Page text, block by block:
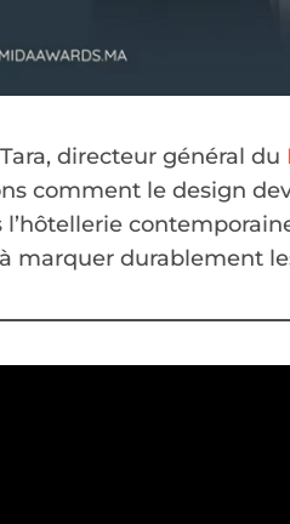
directeur général du
comment le design
marquer durablement